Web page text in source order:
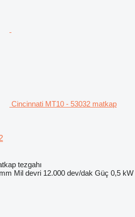
Cincinnati MT10 - 53032 matkap
tezgahı
Mil devri 12.000 dev/dak Güç 0,5 kW